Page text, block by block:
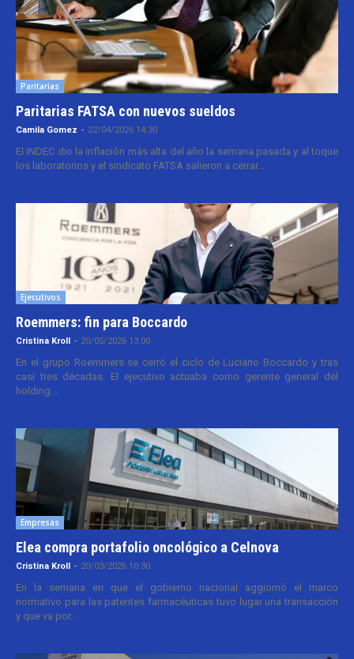
Paritarias
Paritarias FATSA con nuevos sueldos
Camila Gomez - 22/04/2026 14:30
El INDEC dio la inflación más alta del año la semana pasada y al toque
los laboratorios y el sindicato FATSA salieron a cerrar...
Ejecutivos
Roemmers: fin para Boccardo
Cristina Kroll - 20/05/2026 13:00
En el grupo Roemmers se cerró el ciclo de Luciano Boccardo y tras
casi tres décadas. El ejecutivo actuaba como gerente general del
holding...
Empresas
Elea compra portafolio oncológico a Celnova
Cristina Kroll - 20/03/2026 10:30
En la semana en que el gobierno nacional aggiornó el marco
normativo para las patentes farmacéuticas tuvo lugar una transacción
y que va por...